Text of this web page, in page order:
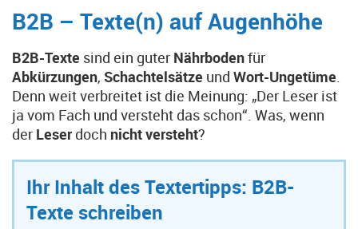
B2B – Texte(n) auf Augenhöhe
B2B-Texte sind ein guter Nährbodenfür
Abkürzungen, Schachtelsätze und Wort-Ungetüme.
Denn weit verbreitet ist die Meinung: „Der Leser ist
ja vom Fach und versteht das schon“. Was, wenn
der Leserdoch nicht versteht?
Ihr Inhalt des Textertipps: B2B-
Texte schreiben